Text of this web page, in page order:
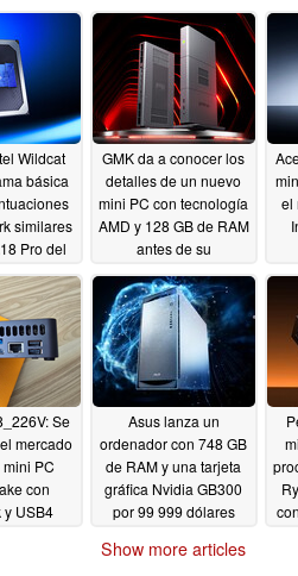
Wildcat
básica
similares
Pro del
06/22/2026
GMK da a conocer los
detalles de un nuevo
mini PC con tecnología
AMD y 128 GB de RAM
antes de su
06/18/2026
el
Se
mercado
PC
con
y USB4
Asus lanza un
ordenador con 748 GB
de RAM y una tarjeta
gráfica Nvidia GB300
por 99 999 dólares
Show more articles